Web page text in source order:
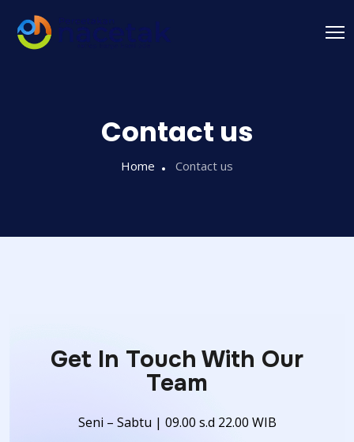
Contact us
Home Contact us
Get In Touch With Our
Team
Seni – Sabtu | 09.00 s.d 22.00 WIB